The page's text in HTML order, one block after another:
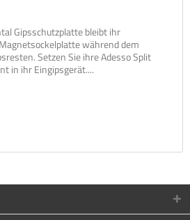
Gipsschutzplatte bleibt ihr
während dem
Setzen Sie ihre Adesso Split
in ihr Eingipsgerät....